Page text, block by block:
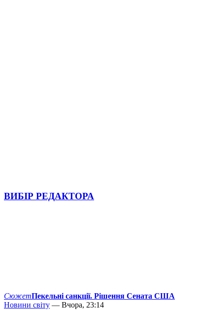
ВИБІР РЕДАКТОРА
СюжетПекельні санкції. Рішення Сената США
Новини світу — Вчора, 23:14